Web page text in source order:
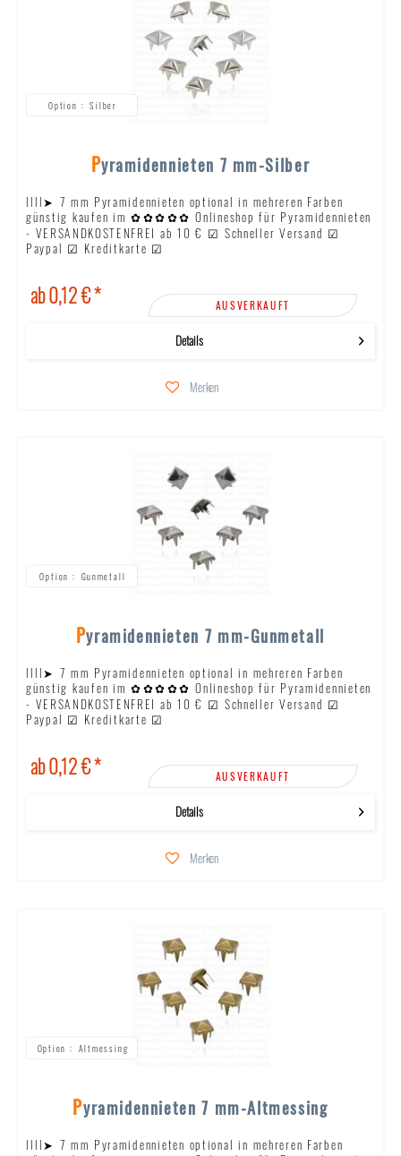
Silber
Pyramidennieten 7 mm-Silber
llll➤ 7 mm Pyramidennieten optional in mehreren Farben
günstig kaufen im ✿✿✿✿✿ Onlineshop für Pyramidennieten
- VERSANDKOSTENFREI ab 10 € ☑ Schneller Versand ☑
Paypal ☑ Kreditkarte ☑
ab 0,12 € * AUSVERKAUFT
Details
Merken
Gunmetall
Pyramidennieten 7 mm-Gunmetall
llll➤ 7 mm Pyramidennieten optional in mehreren Farben
günstig kaufen im ✿✿✿✿✿ Onlineshop für Pyramidennieten
- VERSANDKOSTENFREI ab 10 € ☑ Schneller Versand ☑
Paypal ☑ Kreditkarte ☑
ab 0,12 € * AUSVERKAUFT
Details
Merken
Altmessing
Pyramidennieten 7 mm-Altmessing
llll➤ 7 mm Pyramidennieten optional in mehreren Farben